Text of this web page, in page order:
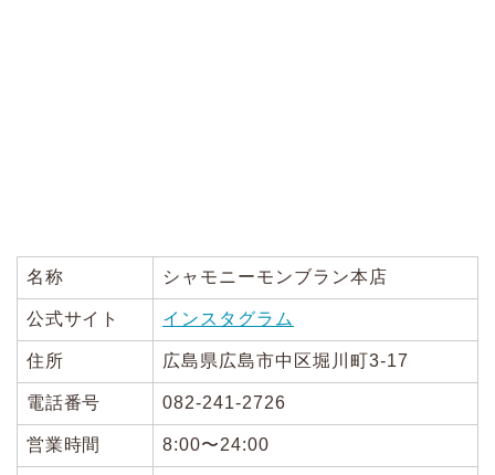
名称 シャモニーモンブラン本店
公式サイト インスタグラム
住所 広島県広島市中区堀川町3-17
電話番号 082-241-2726
営業時間 8:00〜24:00